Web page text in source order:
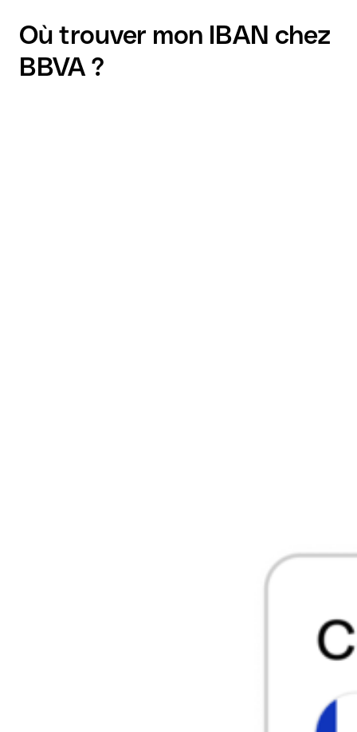
Où trouver mon IBAN chez
BBVA ?